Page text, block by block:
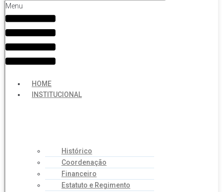
Menu
HOME
INSTITUCIONAL
Histórico
Coordenação
Financeiro
Estatuto e Regimento